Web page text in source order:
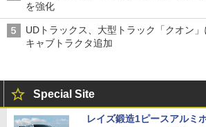
を強化
UDトラックス、大型トラック「クオン
キャブトラクタ追加
Special Site
レイズ鍛造1ピースアルミ